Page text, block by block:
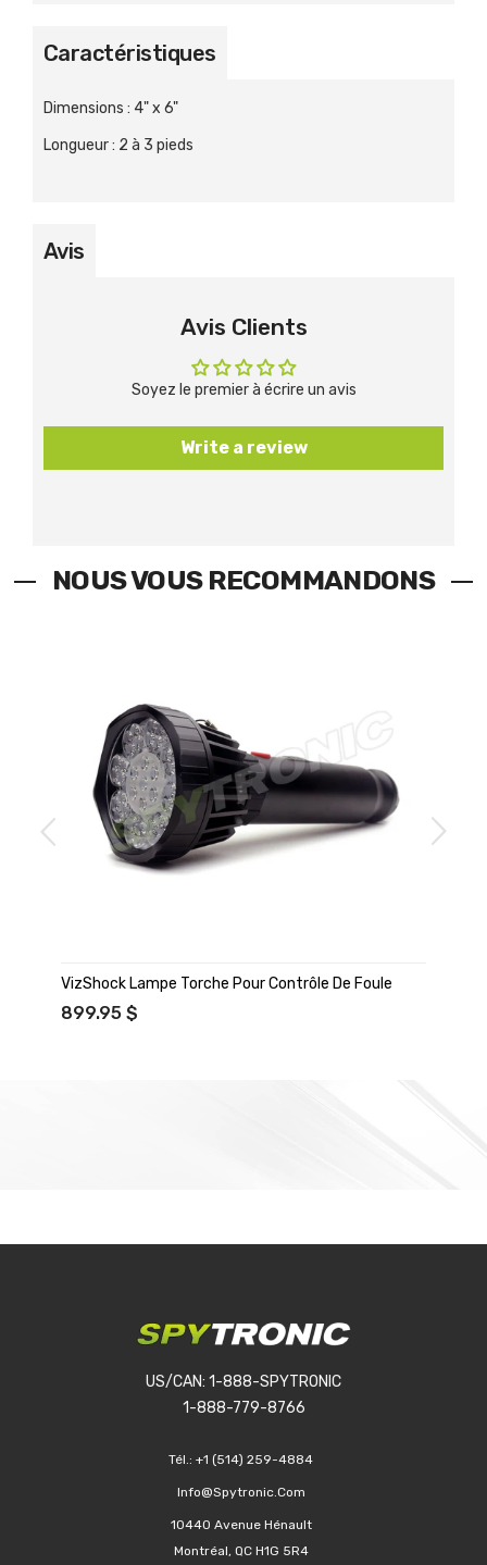
Caractéristiques
Dimensions : 4" x 6"
Longueur: 2 à 3 pieds
Avis
Avis Clients
Soyez le premier à écrire un avis
Write a review
NOUS VOUS RECOMMANDONS
VizShock Lampe Torche Pour Contrôle De Foule
899.95 $
US/CAN: 1-888-SPYTRONIC
1-888-779-8766
Tél.: +1 (514) 259-4884
Info@spytronic.com
10440 Avenue Hénault
Montréal, QC H1G 5R4